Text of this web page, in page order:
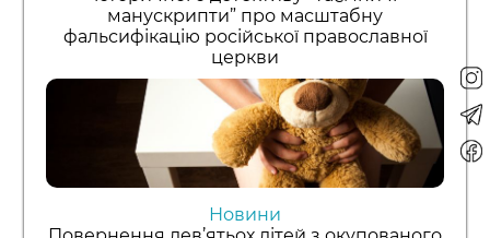
манускрипти” про масштабну
фальсифікацію російської православної
церкви
Новини